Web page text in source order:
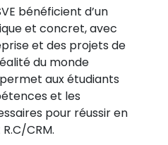
bénéficient d’un
et concret, avec
et des projets de
du monde
aux étudiants
et les
pour réussir en
CRM.